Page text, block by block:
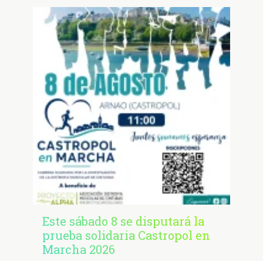
Este sábado 8 se disputará la
prueba solidaria Castropol en
Marcha 2026